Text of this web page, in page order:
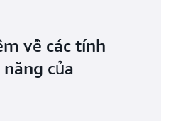
về các tính
của